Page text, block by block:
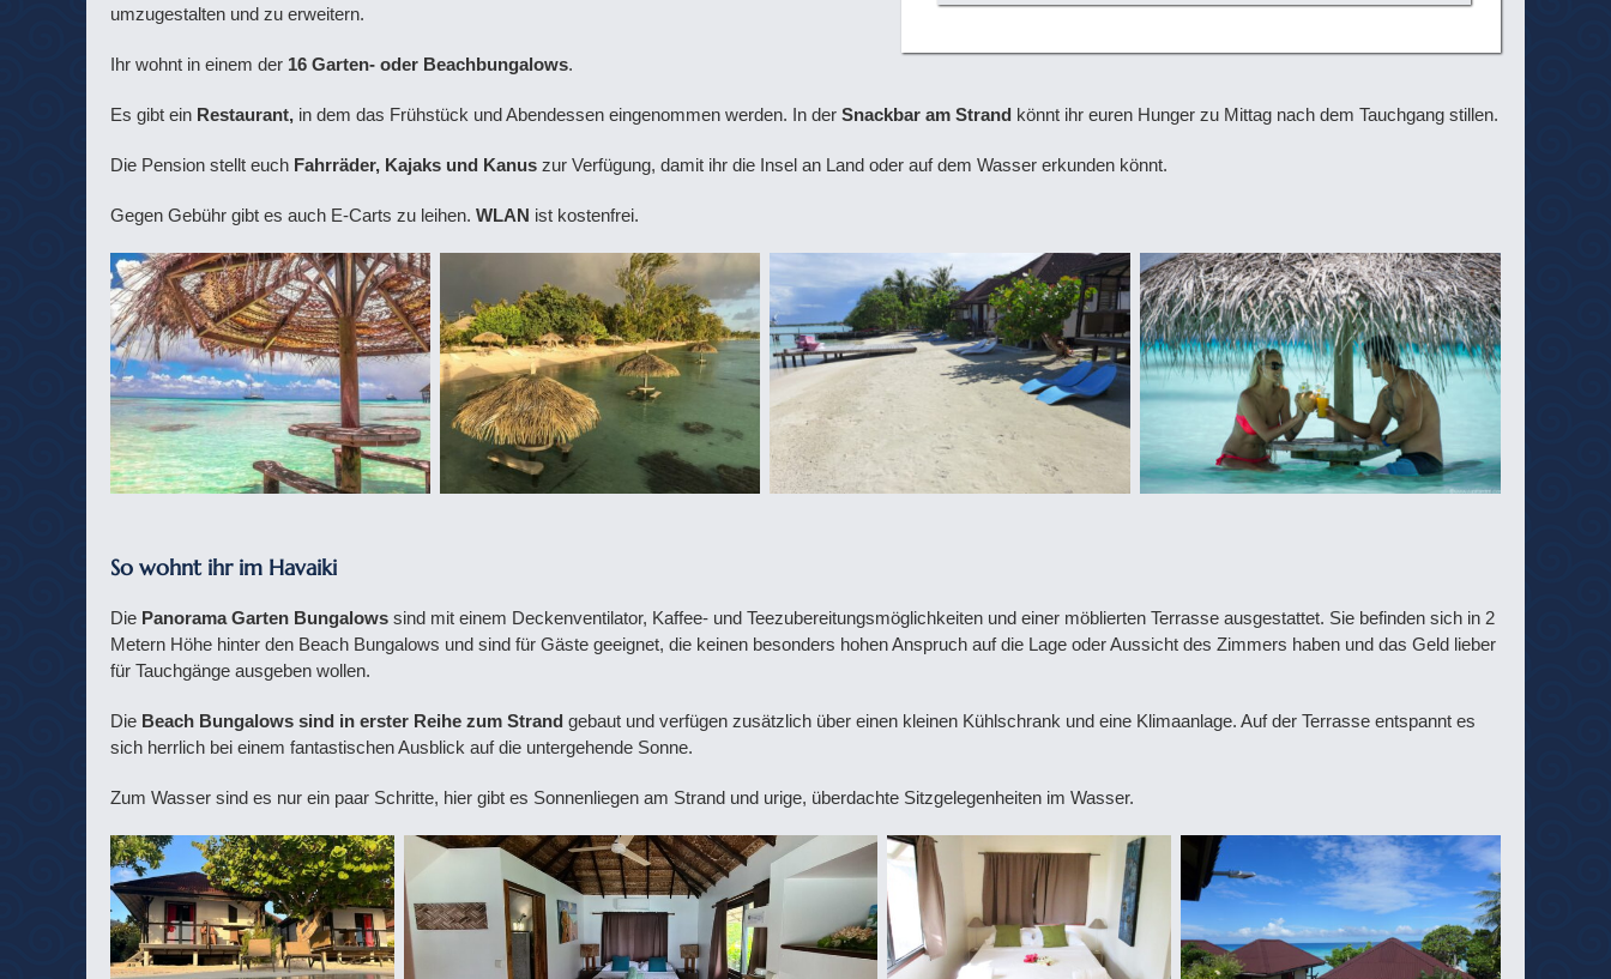
umzugestalten und zu erweitern.
Ihr wohnt in einem der 16 Garten- oder Beachbungalows.
Es gibt ein Restaurant, in dem das Frühstück und Abendessen eingenommen werden. In der Snackbar am Strand könnt ihr euren Hunger zu Mittag nach dem Tauchgang stillen.
Die Pension stellt euch Fahrräder, Kajaks und Kanus zur Verfügung, damit ihr die Insel an Land oder auf dem Wasser erkunden könnt.
Gegen Gebühr gibt es auch E-Carts zu leihen. WLAN ist kostenfrei.
So wohnt ihr im Havaiki
Die Panorama Garten Bungalows sind mit einem Deckenventilator, Kaffee- und Teezubereitungsmöglichkeiten und einer möblierten Terrasse ausgestattet. Sie befinden sich in 2
Metern Höhe hinter den Beach Bungalows und sind für Gäste geeignet, die keinen besonders hohen Anspruch auf die Lage oder Aussicht des Zimmers haben und das Geld lieber
für Tauchgänge ausgeben wollen.
Die Beach Bungalows sind in erster Reihe zum Strand gebaut und verfügen zusätzlich über einen kleinen Kühlschrank und eine Klimaanlage. Auf der Terrasse entspannt es
sich herrlich bei einem fantastischen Ausblick auf die untergehende Sonne.
Zum Wasser sind es nur ein paar Schritte, hier gibt es Sonnenliegen am Strand und urige, überdachte Sitzgelegenheiten im Wasser.